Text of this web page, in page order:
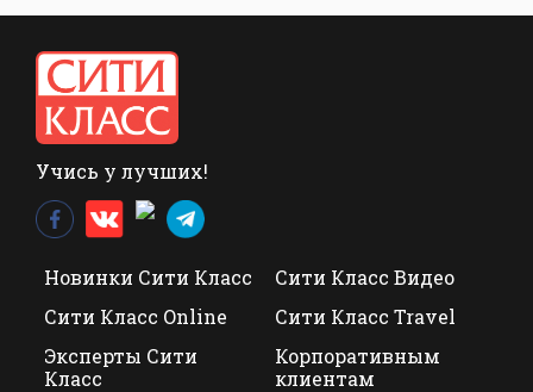
Учись у лучших!
Новинки Сити Класс
Сити Класс Видео
Сити Класс Online
Сити Класс Travel
Эксперты Сити
Класс
Корпоративным
клиентам